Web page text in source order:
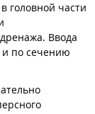
головной части
Ввода
и по сечению